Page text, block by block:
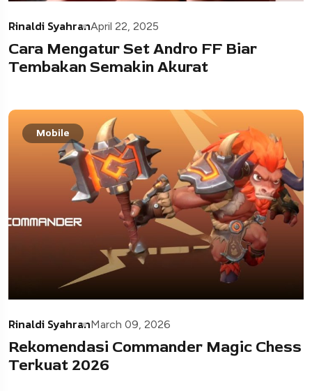
Rinaldi SyahranApril 22, 2025
Cara Mengatur Set Andro FF Biar
Tembakan Semakin Akurat
Mobile
Rinaldi SyahranMarch 09, 2026
Rekomendasi Commander Magic Chess
Terkuat 2026